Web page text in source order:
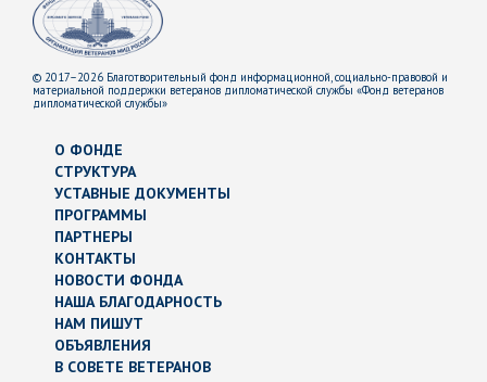
© 2017–2026 Благотворительный фонд информационной, социально-правовой и
материальной поддержки ветеранов дипломатической службы «Фонд ветеранов
дипломатической службы»
О ФОНДЕ
СТРУКТУРА
УСТАВНЫЕ ДОКУМЕНТЫ
ПРОГРАММЫ
ПАРТНЕРЫ
КОНТАКТЫ
НОВОСТИ ФОНДА
НАША БЛАГОДАРНОСТЬ
НАМ ПИШУТ
ОБЪЯВЛЕНИЯ
В СОВЕТЕ ВЕТЕРАНОВ